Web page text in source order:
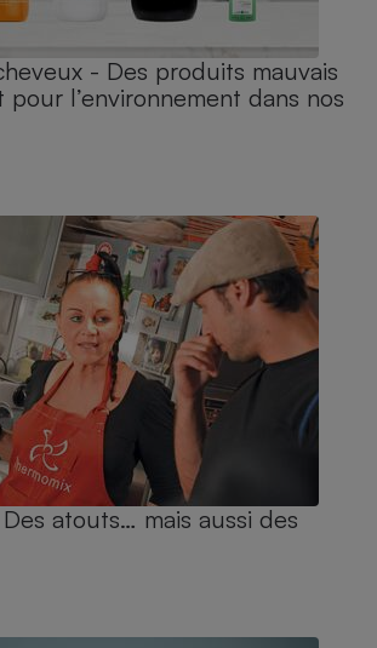
- Des produits mauvais
l’environnement dans nos
atouts… mais aussi des